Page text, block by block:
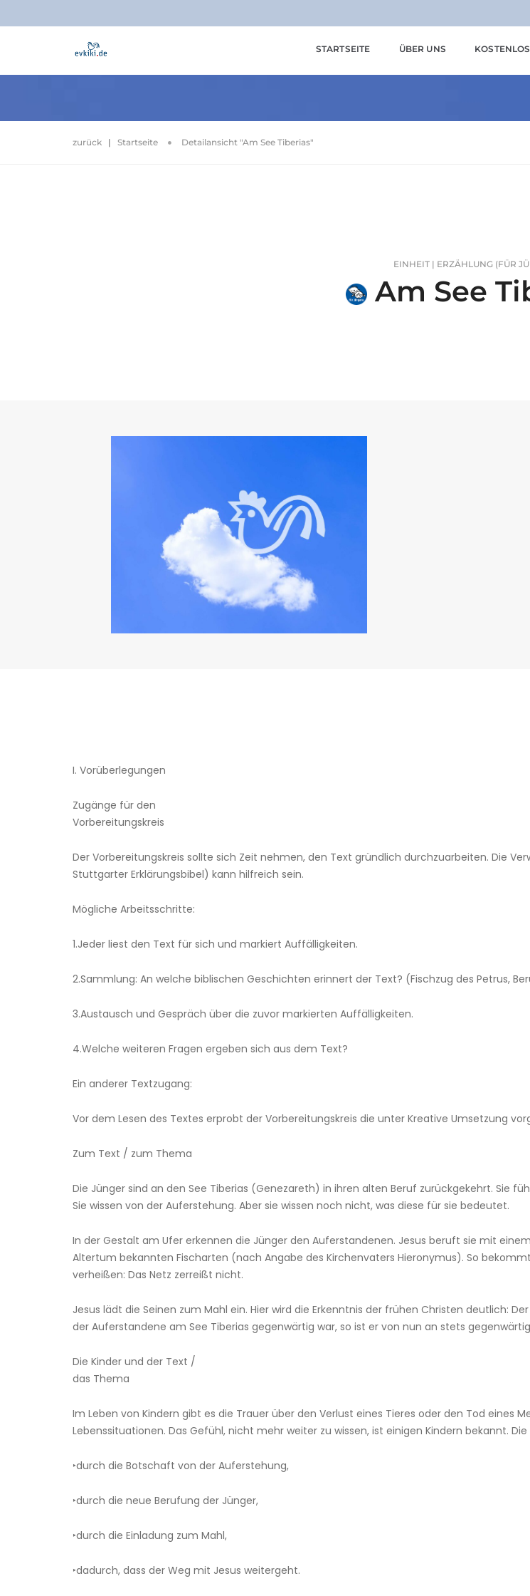
STARTSEITE ÜBER UNS
zurück | Startseite Detailansicht "Am See Tiberias"
EINHEIT | ERZÄHLUNG (FÜR
Am See
I. Vorüberlegungen
Zugänge für den
Vorbereitungskreis
Der Vorbereitungskreis sollte sich Zeit nehmen, den Text gründlich durchzuarbeiten. Die
Stuttgarter Erklärungsbibel) kann hilfreich sein.
Mögliche Arbeitsschritte:
1.Jeder liest den Text für sich und markiert Auffälligkeiten.
2.Sammlung: An welche biblischen Geschichten erinnert der Text? (Fischzug des Petrus,
3.Austausch und Gespräch über die zuvor markierten Auffälligkeiten.
4.Welche weiteren Fragen ergeben sich aus dem Text?
Ein anderer Textzugang:
Vor dem Lesen des Textes erprobt der Vorbereitungskreis die unter Kreative Umsetzung
Zum Text / zum Thema
Die Jünger sind an den See Tiberias (Genezareth) in ihren alten Beruf zurückgekehrt. Sie
Sie wissen von der Auferstehung. Aber sie wissen noch nicht, was diese für sie bedeutet.
In der Gestalt am Ufer erkennen die Jünger den Auferstandenen. Jesus beruft sie mit
Altertum bekannten Fischarten (nach Angabe des Kirchenvaters Hieronymus). So
verheißen: Das Netz zerreißt nicht.
Jesus lädt die Seinen zum Mahl ein. Hier wird die Erkenntnis der frühen Christen deutlich:
der Auferstandene am See Tiberias gegenwärtig war, so ist er von nun an stets
Die Kinder und der Text /
das Thema
Im Leben von Kindern gibt es die Trauer über den Verlust eines Tieres oder den Tod
Lebenssituationen. Das Gefühl, nicht mehr weiter zu wissen, ist einigen Kindern bekannt.
‣durch die Botschaft von der Auferstehung,
‣durch die neue Berufung der Jünger,
‣durch die Einladung zum Mahl,
‣dadurch, dass der Weg mit Jesus weitergeht.